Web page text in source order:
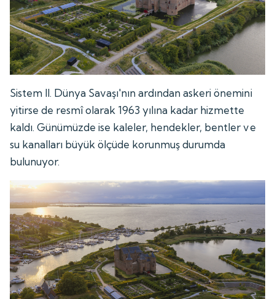
Sistem II. Dünya Savaşı'nın ardından askeri önemini
yitirse de resmî olarak 1963 yılına kadar hizmette
kaldı. Günümüzde ise kaleler, hendekler, bentler ve
su kanalları büyük ölçüde korunmuş durumda
bulunuyor.